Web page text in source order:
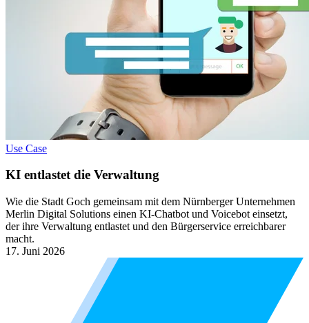
Use Case
KI entlastet die Verwaltung
Wie die Stadt Goch gemeinsam mit dem Nürnberger Unternehmen
Merlin Digital Solutions einen KI-Chatbot und Voicebot einsetzt,
der ihre Verwaltung entlastet und den Bürgerservice erreichbarer
macht.
17. Juni 2026